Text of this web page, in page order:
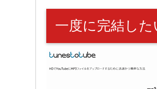
一度に完結した